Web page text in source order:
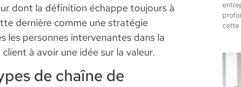
dont la définition échappe toujours à
dernière comme une stratégie
personnes intervenantes dans la
à avoir une idée sur la valeur.
de chaîne de
cette